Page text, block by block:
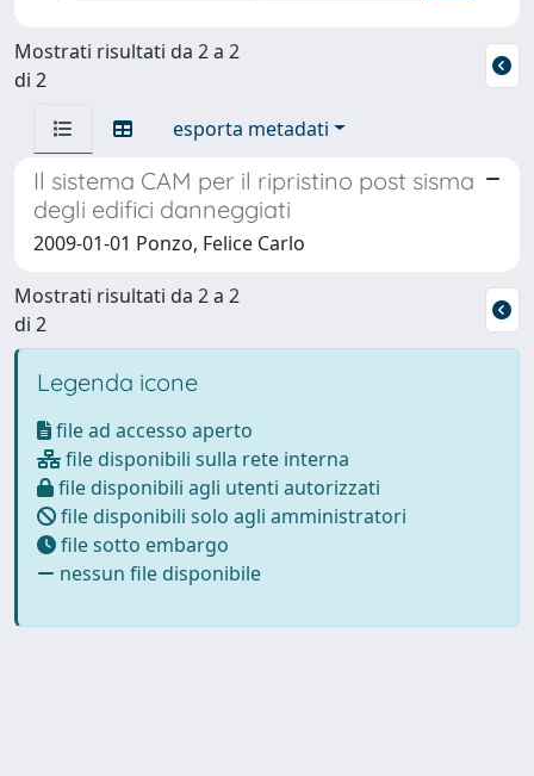
Mostrati risultati da 2 a 2
di 2
esporta metadati
Il sistema CAM per il ripristino post sisma
degli edifici danneggiati
2009-01-01 Ponzo, Felice Carlo
Mostrati risultati da 2 a 2
di 2
Legenda icone
file ad accesso aperto
file disponibili sulla rete interna
file disponibili agli utenti autorizzati
file disponibili solo agli amministratori
file sotto embargo
nessun file disponibile